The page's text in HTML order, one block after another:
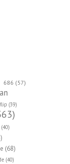
686 (57)
(39)
(40)
(68)
(40)